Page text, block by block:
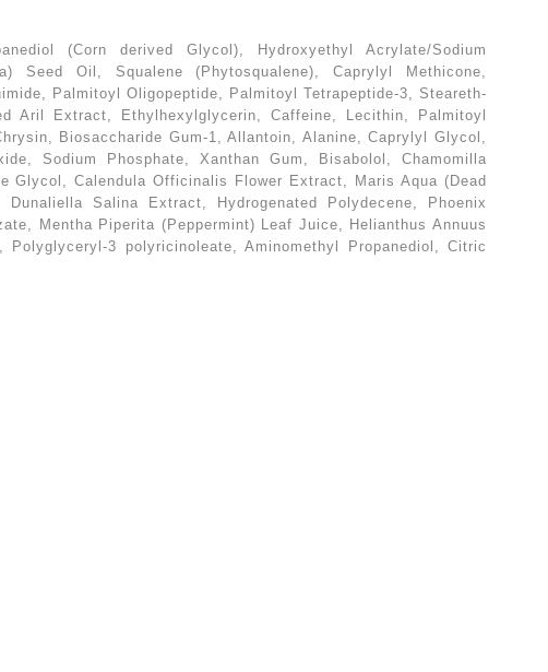
(Corn derived Glycol), Hydroxyethyl Acrylate/Sodium
Seed Oil, Squalene (Phytosqualene), Caprylyl Methicone,
Palmitoyl Oligopeptide, Palmitoyl Tetrapeptide-3, Steareth-
Aril Extract, Ethylhexylglycerin, Caffeine, Lecithin, Palmitoyl
Biosaccharide Gum-1, Allantoin, Alanine, Caprylyl Glycol,
Sodium Phosphate, Xanthan Gum, Bisabolol, Chamomilla
Calendula Officinalis Flower Extract, Maris Aqua (Dead
Salina Extract, Hydrogenated Polydecene, Phoenix
Mentha Piperita (Peppermint) Leaf Juice, Helianthus Annuus
3 polyricinoleate, Aminomethyl Propanediol, Citric